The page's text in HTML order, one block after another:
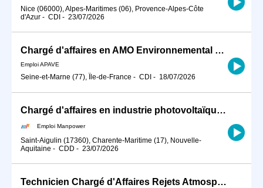
Nice (06000), Alpes-Maritimes (06), Provence-Alpes-Côte
d'Azur - CDI - 23/07/2026
Chargé d'affaires en AMO Environnemental H/F
Emploi APAVE
Seine-et-Marne (77), Île-de-France - CDI - 18/07/2026
Chargé d'affaires en industrie photovoltaïque / maintenance (H/F)
Emploi Manpower
Saint-Aigulin (17360), Charente-Maritime (17), Nouvelle-
Aquitaine - CDD - 23/07/2026
Technicien Chargé d'Affaires Rejets Atmosphériques H/F